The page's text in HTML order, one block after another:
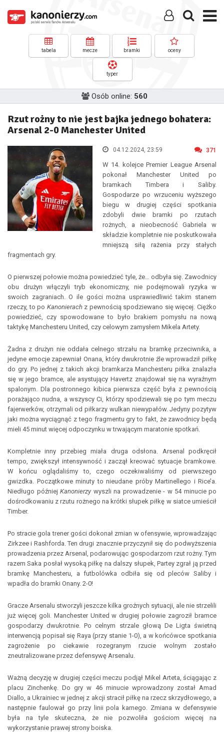
tabela mecze bramki oceny
typer
Osób online: 560
Rzut rożny to nie jest bajka jednego bohatera:
Arsenal 2-0 Manchester United
04.12.2024, 23:59 371
W 14. kolejce Premier League Arsenal
pokonał Manchester United po
bramkach Timbera i Saliby.
Gospodarze po wrzuceniu wyższego
biegu w drugiej części spotkania
zdobyli dwie bramki po rzutach
rożnych, a nieobecność Gabriela w
składzie kompletnie nie poskutkowała
mniejszą siłą rażenia przy stałych
fragmentach gry.
O pierwszej połowie można powiedzieć tyle, że… odbyła się. Zawodnicy
obu drużyn włączyli tryb ekonomiczny, nie podejmowali ryzyka w
swoich zagraniach. O ile gości można usprawiedliwić takim stanem
rzeczy, to po Kanonierachz pewnością spodziewano się więcej. Ciężko
powiedzieć, czy spowodowane to było brakiem pomysłu na nową
taktykę Manchesteru United, czy celowym zamysłem Mikela Artety.
Żadna z drużyn nie oddała celnego strzału na bramkę przeciwnika, a
jedyne emocje zapewniał Onana, który dwukrotnie źle wprowadził piłkę
do gry. Po jednej z takich akcji bramkarza Manchesteru piłka znalazła
się w jego bramce, ale asystujący Havertz znajdował się na wyraźnym
spalonym. Dla postronnego kibica pierwsza część była z pewnością
porażająco nudna, a wszyscy Ci, którzy spodziewali się po tym meczu
fajerwerków, otrzymali od piłkarzy wulkan niewypałów. Jedyny pozytyw
jaki można wyciągnąć z tego fragmentu gry to fakt, że zawodnicy będą
mieli 45 minut więcej odpoczynku w trwającym maratonie spotkań.
Kompletnie inny przebieg miała druga odsłona. Arsenal podkręcił
tempo, zwiększył intensywność i zaczął kreować sytuacje bramkowe.
W końcu oglądaliśmy to, czego oczekiwaliśmy od pierwszego
gwizdka. Początkowe minuty to nieudane próby Martinellego i Rice’a.
Niedługo później Kanonierzywyszli na prowadzenie - w 54 minucie po
dośrodkowaniu z rzutu rożnego na krótki słupek piłkę w siatce umieścił
Timber.
Po stracie gola trener gości dokonał zmian w ofensywie, wprowadzając
Zirkzee i Rashforda. Ten drugi znacznie przyczynił się do podwyższenia
prowadzenia przez Arsenal, podarowując gospodarzom rzut rożny. Tym
razem Saka posłał wysoką piłkę na dalszy słupek, Partey zgrał ją przed
bramkę Manchesteru, a futbolówka odbiła się od pleców Saliby i
wpadła do bramki Onany. 2-0!
Gracze Arsenalu stworzyli jeszcze kilka groźnych sytuacji, ale nie strzelili
już więcej goli. Manchester United w drugiej połowie zagroził bramce
gospodarzy dwukrotnie. Po celnym strzale głową De Ligta świetną
interwencją popisał się Raya (przy stanie 1-0), a w końcówce spotkania
zagrożenie po ciekawie rozegranym rzucie wolnym zostało
zneutralizowane przez defensywę Arsenalu.
Ważną decyzję w drugiej części meczu podjął Mikel Arteta, ściągając z
placu Zinchenkę. Do gry w 46 minucie wprowadzony został Amad
Diallo, a Ukrainiec w jednej z akcji stracił piłkę na rzecz skrzydłowego, a
następnie faulował go przy linii pola karnego. Zmiana w defensywie
była na tyle skuteczna, że nie pozwoliła gościom więcej na
wykorzystanie prawej strony boiska.